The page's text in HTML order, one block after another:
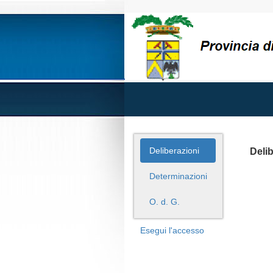
Deliberazioni
Determinazioni
O. d. G.
Esegui l'accesso